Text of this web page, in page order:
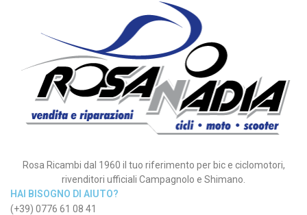
Rosa Ricambi dal 1960 il tuo riferimento per bic e ciclomotori,
rivenditori ufficiali Campagnolo e Shimano.
HAI BISOGNO DI AIUTO?
(+39) 0776 61 08 41